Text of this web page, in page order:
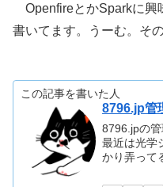
OpenfireとかSparkに興
書いてます。うーむ。そ
この記事を書いた人
8796.jp管
8796.jpの管
最近は光学
かり弄って